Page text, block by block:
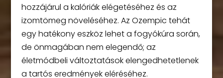
hozzájárul a kalóriák elégetéséhez és az
izomtömeg növeléséhez. Az Ozempic tehát
egy hatékony eszköz lehet a fogyókúra során,
de önmagában nem elegendő; az
életmódbeli változtatások elengedhetetlenek
a tartós eredmények eléréséhez.